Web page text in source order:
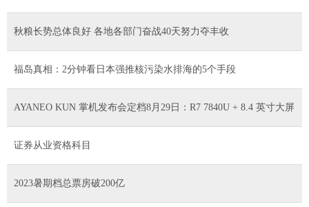
秋粮长势总体良好 各地各部门奋战40天努力夺丰收
福岛真相：2分钟看日本强推核污染水排海的5个手段
AYANEO KUN 掌机发布会定档8月29日：R7 7840U + 8.4 英寸大屏
证券从业资格科目
2023暑期档总票房破200亿